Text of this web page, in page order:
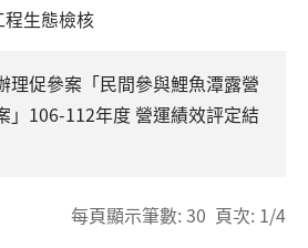
生態檢核
理促參案「民間參與鯉魚潭露營
」106-112年度 營運績效評定結
每頁顯示筆數: 30 頁次: 1/4